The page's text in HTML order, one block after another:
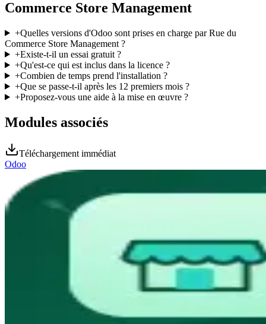
Commerce Store Management
+Quelles versions d'Odoo sont prises en charge par Rue du
Commerce Store Management ?
+Existe-t-il un essai gratuit ?
+Qu'est-ce qui est inclus dans la licence ?
+Combien de temps prend l'installation ?
+Que se passe-t-il après les 12 premiers mois ?
+Proposez-vous une aide à la mise en œuvre ?
Modules associés
Téléchargement immédiat
Odoo